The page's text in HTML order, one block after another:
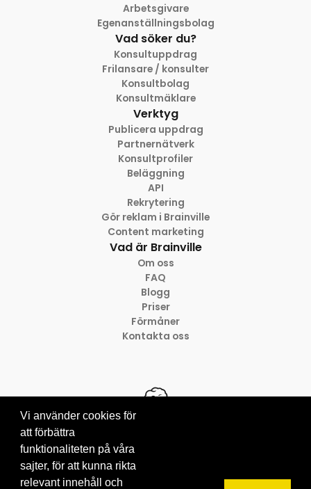
Arbetsgivare
Egenanställningsbolag
Vad söker du?
Konsultuppdrag
Frilansare / konsulter
Konsultbolag
Konsultmäklare
Verktyg
Publicera uppdrag
Partnernätverk
Konsultprofiler
Beläggning
API
Rekrytering
Gör reklam i Brainville
Content marketing
Vad är Brainville
Om oss
FAQ
Blogg
Priser
Förmåner
Kontakta oss
© 2012-2026 Brainville AB
Villkor för tjänsten
Vi använder cookies för
att förbättra
funktionaliteten på våra
sajter, för att kunna rikta
relevant innehåll och